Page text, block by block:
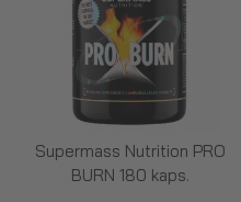
Supermass Nutrition PRO
BURN 180 kaps.